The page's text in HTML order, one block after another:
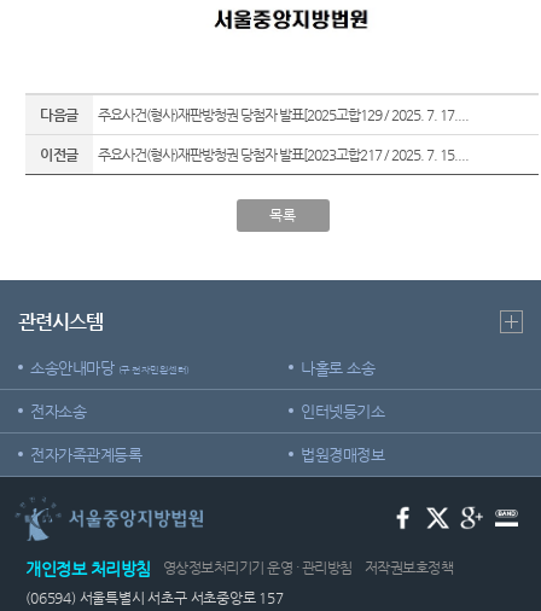
다음글 주요사건(형사)재판방청권 당첨자 발표[2025고합129 / 2025. 7. 17....
이전글 주요사건(형사)재판방청권 당첨자 발표[2023고합217 / 2025. 7. 15....
목록
관련시스템
소송안내마당 (구 전자민원센터) 나홀로 소송
전자소송 인터넷등기소
전자가족관계등록 법원경매정보
개인정보 처리방침 영상정보처리기기 운영 · 관리방침
저작권보호정책
(06594) 서울특별시 서초구 서초중앙로 157